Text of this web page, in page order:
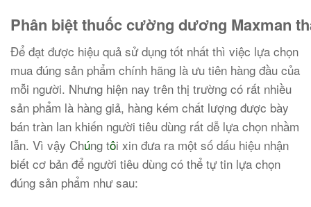
Phân biệt thuốc cường dương Maxman
Để đạt được hiệu quả sử dụng tốt nhất thì việc lựa chọn
mua đúng sản phẩm chính hãng là ưu tiên hàng đầu của
mỗi người. Nhưng hiện nay trên thị trường có rất nhiều
sản phẩm là hàng giả, hàng kém chất lượng được bày
bán tràn lan khiến người tiêu dùng rất dễ lựa chọn nhầm
lẫn. Vì vậy Chúng tôi xin đưa ra một số dấu hiệu nhận
biết cơ bản để người tiêu dùng có thể tự tin lựa chọn
đúng sản phẩm như sau: